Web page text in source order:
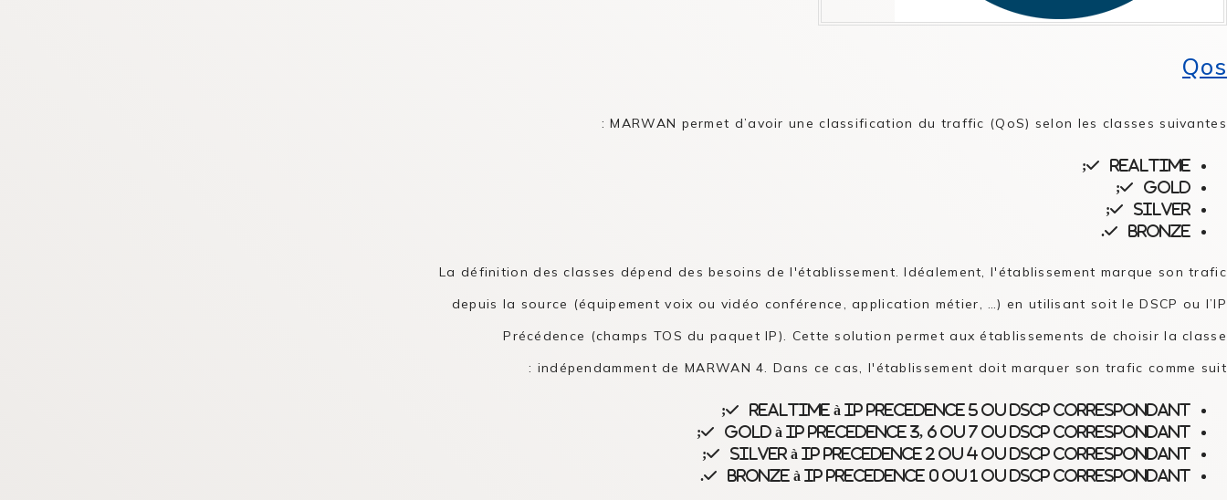
Qos
MARWAN permet d’avoir une classification du traffic (QoS) selon les classes suivantes :
Realtime;
Gold;
Silver;
Bronze.
La définition des classes dépend des besoins de l'établissement. Idéalement, l'établissement marque son trafic
depuis la source (équipement voix ou vidéo conférence, application métier, …) en utilisant soit le DSCP ou l’IP
Précédence (champs TOS du paquet IP). Cette solution permet aux établissements de choisir la classe
indépendamment de MARWAN 4. Dans ce cas, l'établissement doit marquer son trafic comme suit :
Realtime à IP precedence 5 ou DSCP correspondant;
Gold à IP precedence 3, 6 ou 7 ou DSCP correspondant;
Silver à IP precedence 2 ou 4 ou DSCP correspondant;
Bronze à IP precedence 0 ou 1 ou DSCP correspondant.